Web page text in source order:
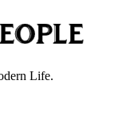
Life.